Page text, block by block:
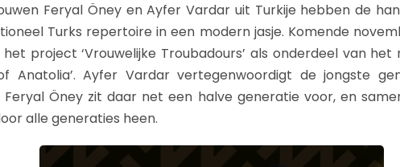
Feryal Öney en Ayfer Vardar uit Turkije hebben de
Turks repertoire in een modern jasje. Komende
project ‘Vrouwelijke Troubadours’ als onderdeel van het
of Anatolia’. Ayfer Vardar vertegenwoordigt de jongste
Feryal Öney zit daar net een halve generatie voor, en
alle generaties heen.